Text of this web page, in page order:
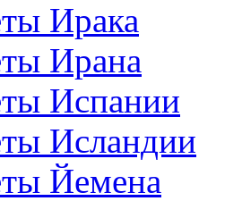
Ирака
Ирана
Испании
Исландии
Йемена